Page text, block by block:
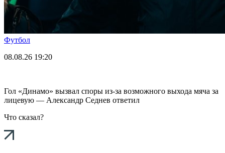
Футбол
08.08.26 19:20
Гол «Динамо» вызвал споры из-за возможного выхода мяча за
лицевую — Александр Седнев ответил
Что сказал?